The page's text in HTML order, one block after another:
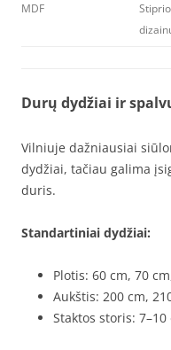
MDF
Durų dydžiai ir
Vilniuje dažniausiai
dydžiai, tačiau galima
duris.
Standartiniai dydžiai:
Plotis: 60 cm, 70
Aukštis: 200 cm,
Staktos storis: 7–10